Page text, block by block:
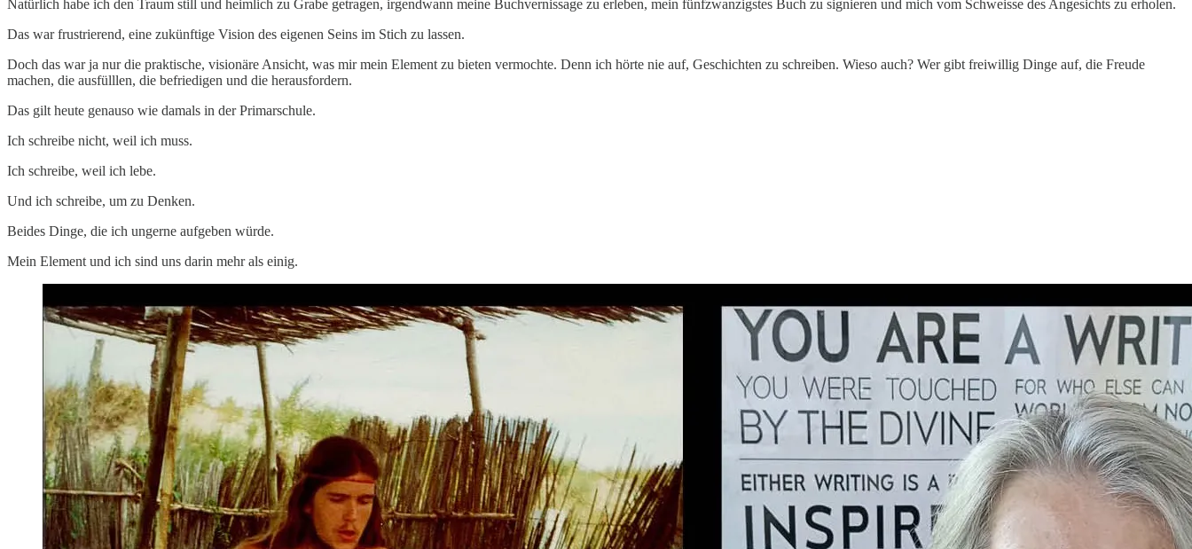
Natürlich habe ich den Traum still und heimlich zu Grabe getragen, irgendwann meine Buchvernissage zu erleben, mein fünfzwanzigstes Buch zu signieren und mich vom Schweisse des Angesichts zu erholen.
Das war frustrierend, eine zukünftige Vision des eigenen Seins im Stich zu lassen.
Doch das war ja nur die praktische, visionäre Ansicht, was mir mein Element zu bieten vermochte. Denn ich hörte nie auf, Geschichten zu schreiben. Wieso auch? Wer gibt freiwillig Dinge auf, die Freude
machen, die ausfülllen, die befriedigen und die herausfordern.
Das gilt heute genauso wie damals in der Primarschule.
Ich schreibe nicht, weil ich muss.
Ich schreibe, weil ich lebe.
Und ich schreibe, um zu Denken.
Beides Dinge, die ich ungerne aufgeben würde.
Mein Element und ich sind uns darin mehr als einig.